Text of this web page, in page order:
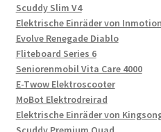
Scuddy Slim V4
Elektrische Einräder von Inmotion
Evolve Renegade Diablo
Fliteboard Series 6
Seniorenmobil Vita Care 4000
E-Twow Elektroscooter
MoBot Elektrodreirad
Elektrische Einräder von